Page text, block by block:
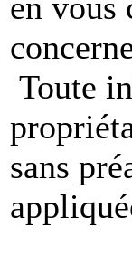
Toute
sans